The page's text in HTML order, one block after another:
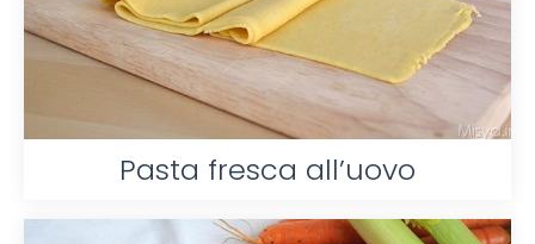
Pasta fresca all’uovo